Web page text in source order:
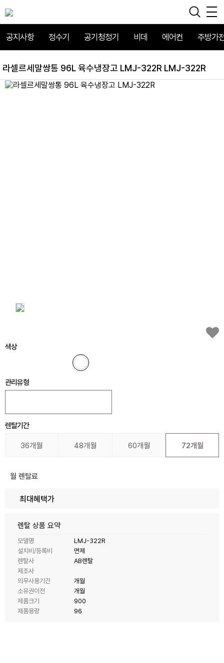
공지사항 정수기 공기청정기 비데 에어컨 주방가
라셀르세말쌍통 96L 육수냉장고 LMJ-322R LMJ-322R
색상
관리유형
렌탈기간
36개월 48개월 60개월 72개월
월 렌탈료
최대혜택가
렌탈 상품 요약
모델명
LMJ-322R
설치비/등록비
면제
렌탈사
AB렌탈
제조사
의무사용기간
개월
소유권이전
개월
제품크기
900
제품용량
96